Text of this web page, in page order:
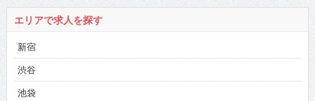
エリアで求人を探す
新宿
渋谷
池袋